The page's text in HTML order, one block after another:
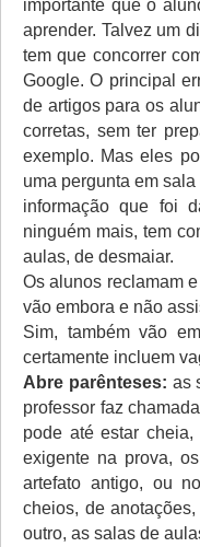
importante que o
aprender. Talvez um
tem que concorrer
Google. O principal
de artigos para os
corretas, sem ter
exemplo. Mas eles
uma pergunta em
informação que foi
ninguém mais, tem
aulas, de desmaiar.
Os alunos reclamam
vão embora e não
Sim, também vão
certamente incluem
Abre parênteses: as
professor faz
pode até estar
exigente na prova,
artefato antigo, ou
cheios, de
outro, as salas de